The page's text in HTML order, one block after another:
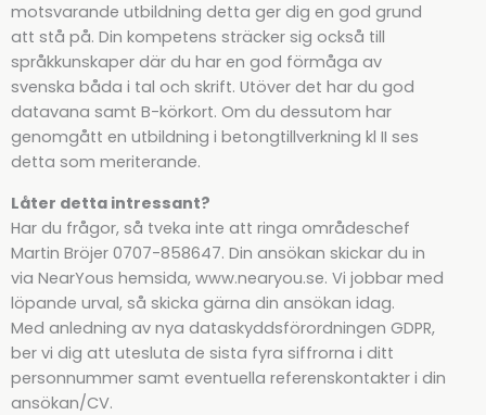
motsvarande utbildning detta ger dig en god grund
att stå på. Din kompetens sträcker sig också till
språkkunskaper där du har en god förmåga av
svenska båda i tal och skrift. Utöver det har du god
datavana samt B-körkort. Om du dessutom har
genomgått en utbildning i betongtillverkning kl II ses
detta som meriterande.
Låter detta intressant?
Har du frågor, så tveka inte att ringa områdeschef
Martin Bröjer 0707-858647. Din ansökan skickar du in
via NearYous hemsida, www.nearyou.se. Vi jobbar med
löpande urval, så skicka gärna din ansökan idag.
Med anledning av nya dataskyddsförordningen GDPR,
ber vi dig att utesluta de sista fyra siffrorna i ditt
personnummer samt eventuella referenskontakter i din
ansökan/CV.